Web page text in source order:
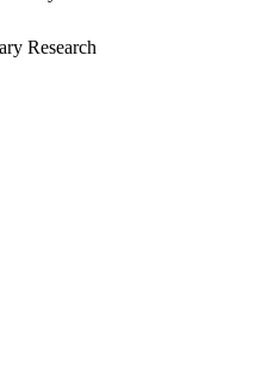
Research